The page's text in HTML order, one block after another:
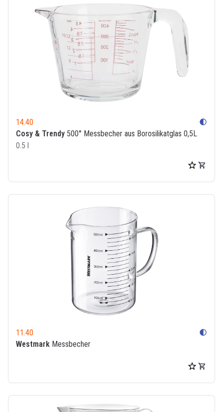
14.40 contrast
Cosy & Trendy 500° Messbecher aus Borosilikatglas 0,5L
0.5 l
11.40 contrast
Westmark Messbecher